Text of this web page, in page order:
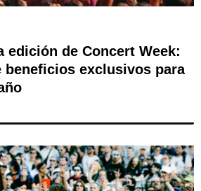
edición de Concert Week:
beneficios exclusivos para